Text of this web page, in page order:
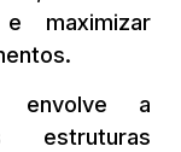
e maximizar
envolve a
estruturas